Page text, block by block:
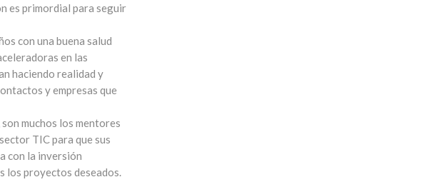
es primordial para seguir
con una buena salud
en las
haciendo realidad y
y empresas que
muchos los mentores
TIC para que sus
con la inversión
los proyectos deseados.